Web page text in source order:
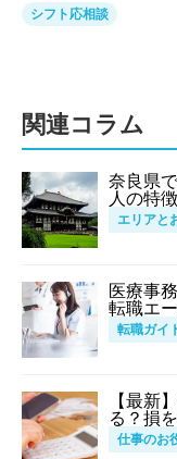
シフト応相談
関連コラム
奈良県
人の特
エリアと
医療事
転職エ
転職ガイ
【最新
る？損
仕事のお